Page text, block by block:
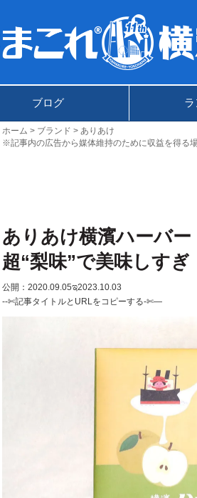
ブログ
ホーム ブランド
ありあけ
※記事内の広告から媒体維持のために収益を得る
ありあけ横濱ハーバー
超“梨味”で美味しすぎ
公開：2020.09.05ಇ2023.10.03
--✄記事タイトルとURLをコピーする-✄—